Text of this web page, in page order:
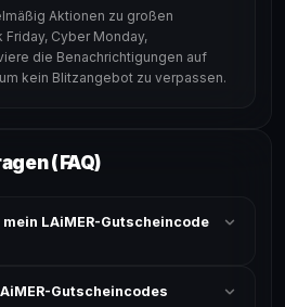
Aktionen zu großen
Friday, Cyber Monday,
die Benachrichtigungen auf
kein Blitzangebot zu verpassen.
(FAQ)
LAiMER-Gutscheincode
für bereits reduzierte Artikel
Gutscheincodes